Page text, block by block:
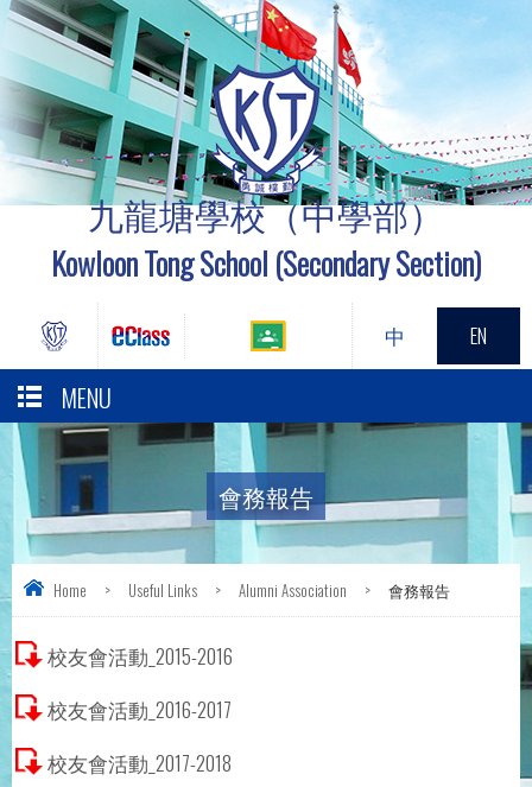
九龍塘學校（中學部）
Kowloon Tong School (Secondary Section)
中 EN
MENU
會務報告
Home > Useful Links > Alumni Association > 會務報告
校友會活動_2015-2016
校友會活動_2016-2017
校友會活動_2017-2018